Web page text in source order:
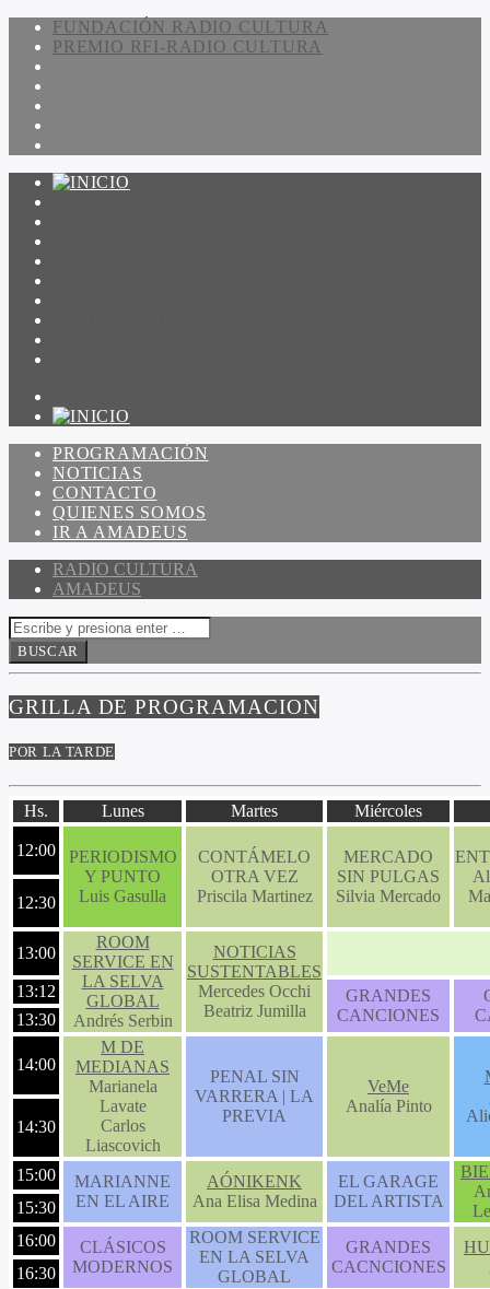
FUNDACIÓN RADIO CULTURA
PREMIO RFI-RADIO CULTURA
PROGRAMACIÓN
NOTICIAS
CONTACTO
QUIENES SOMOS
IR A AMADEUS
RADIO CULTURA
AMADEUS
GRILLA DE PROGRAMACION
POR LA TARDE
Hs. Lunes Martes Miércoles
12:00
PERIODISMO
Y PUNTO
Luis Gasulla
CONTÁMELO
OTRA VEZ
Priscila Martinez
MERCADO
SIN PULGAS
Silvia Mercado
12:30
13:00
ROOM
SERVICE EN
LA SELVA
GLOBAL
Andrés Serbin
NOTICIAS
SUSTENTABLES
Mercedes Occhi
Beatriz Jumilla
13:12
GRANDES
CANCIONES
13:30
14:00
M DE
MEDIANAS
Marianela
Lavate
Carlos
Liascovich
PENAL SIN
VARRERA | LA
PREVIA
VeMe
Analía Pinto
14:30
15:00
MARIANNE
EN EL AIRE
AÓNIKENK
Ana Elisa Medina
EL GARAGE
DEL ARTISTA
15:30
16:00
CLÁSICOS
MODERNOS
ROOM SERVICE
EN LA SELVA
GLOBAL
GRANDES
CACNCIONES
16:30